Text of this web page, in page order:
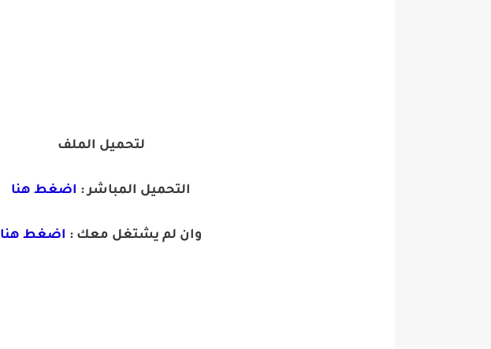
لتحميل الملف
التحميل المباشر : اضغط هنا
وان لم يشتغل معك : اضغط هنا